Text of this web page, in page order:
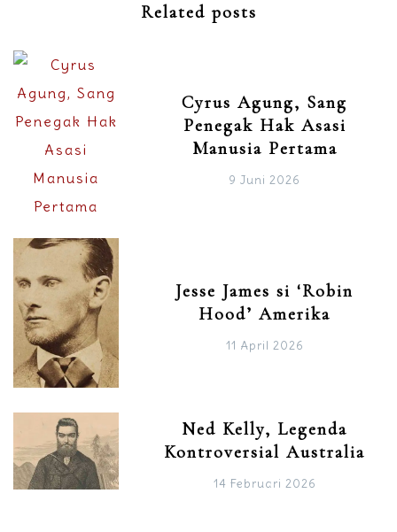
Related posts
Cyrus Agung, Sang
Penegak Hak Asasi
Manusia Pertama
9 Juni 2026
Jesse James si ‘Robin
Hood’ Amerika
11 April 2026
Ned Kelly, Legenda
Kontroversial Australia
14 Februari 2026